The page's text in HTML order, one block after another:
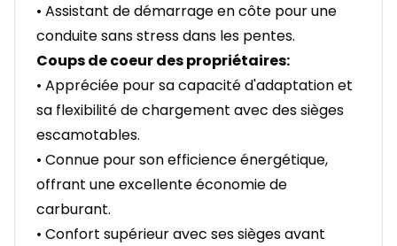
• Assistant de démarrage en côte pour une
conduite sans stress dans les pentes.
Coups de coeur des propriétaires:
• Appréciée pour sa capacité d'adaptation et
sa flexibilité de chargement avec des sièges
escamotables.
• Connue pour son efficience énergétique,
offrant une excellente économie de
carburant.
• Confort supérieur avec ses sièges avant